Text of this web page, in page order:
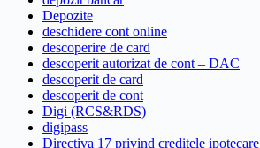
Depozite
deschidere cont online
descoperire de card
descoperit autorizat de cont – DAC
descoperit de card
descoperit de cont
Digi (RCS&RDS)
digipass
Directiva 17 privind creditele ipotecare